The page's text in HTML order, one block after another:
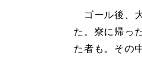
ゴール後、
た。寮に帰っ
た者も。その